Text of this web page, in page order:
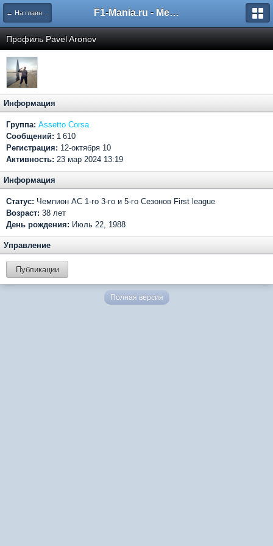
← На главную F1-Mania.ru - Международный чемпионат по симрейсингу
Профиль Pavel Aronov
Информация
Группа: Assetto Corsa
Сообщений: 1 610
Регистрация: 12-октября 10
Активность: 23 мар 2024 13:19
Информация
Статус: Чемпион АС 1-го 3-го и 5-го Сезонов First league
Возраст: 38 лет
День рождения: Июль 22, 1988
Управление
Публикации
Полная версия